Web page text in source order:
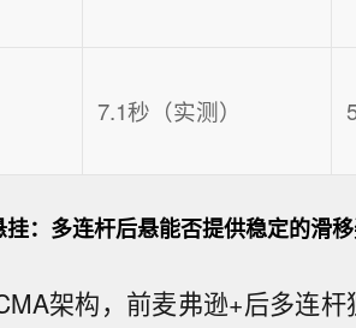
7.1秒（实测）
：多连杆后悬能否提供稳定的滑移
架构，前麦弗逊+后多连